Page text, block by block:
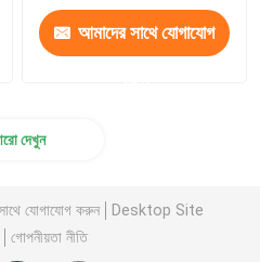
আমাদের সাথে যোগাযোগ
দেখুন
যোগাযোগ করুন
Desktop Site
গোপনীয়তা নীতি